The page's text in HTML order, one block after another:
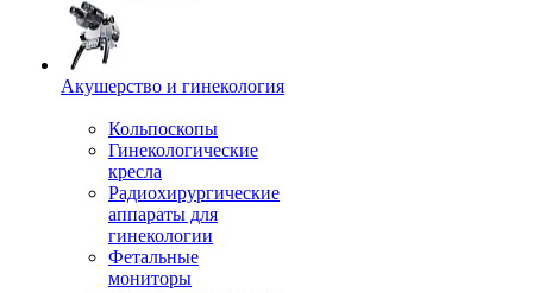
Акушерство и гинекология
Кольпоскопы
Гинекологические
кресла
Радиохирургические
аппараты для
гинекологии
Фетальные
мониторы